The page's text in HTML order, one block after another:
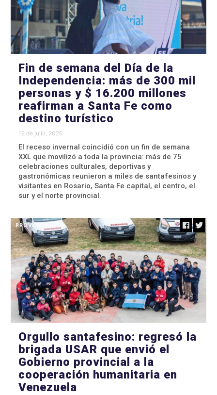
Fin de semana del Día de la
Independencia: más de 300 mil
personas y $ 16.200 millones
reafirman a Santa Fe como
destino turístico
12 de julio, 2026
El receso invernal coincidió con un fin de semana
XXL que movilizó a toda la provincia: más de 75
celebraciones culturales, deportivas y
gastronómicas reunieron a miles de santafesinos y
visitantes en Rosario, Santa Fe capital, el centro, el
sur y el norte provincial.
PROVINCIALES
Orgullo santafesino: regresó la
brigada USAR que envió el
Gobierno provincial a la
cooperación humanitaria en
Venezuela